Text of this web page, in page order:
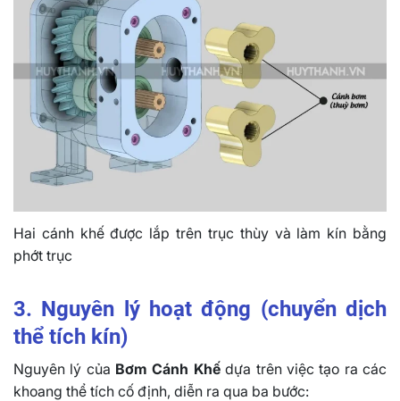
Hai cánh khế được lắp trên trục thùy và làm kín bằng
phớt trục
3. Nguyên lý hoạt động (chuyển dịch
thể tích kín)
Nguyên lý của Bơm Cánh Khếdựa trên việc tạo ra các
khoang thể tích cố định, diễn ra qua ba bước: